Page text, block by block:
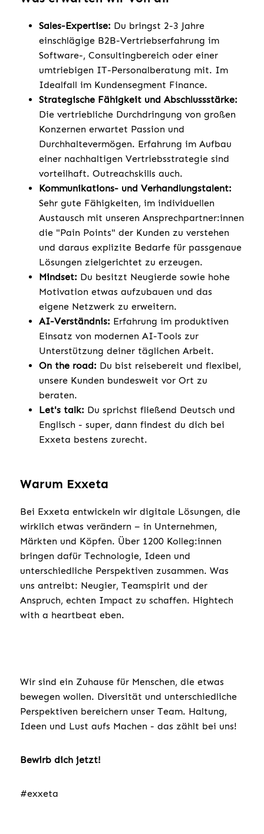
Sales-Expertise: Du bringst 2-3 Jahre
einschlägige B2B-Vertriebserfahrung im
Software-, Consultingbereich oder einer
umtriebigen IT-Personalberatung mit. Im
Idealfall im Kundensegment Finance.
Strategische Fähigkeit und Abschlussstärke:
Die vertriebliche Durchdringung von großen
Konzernen erwartet Passion und
Durchhaltevermögen. Erfahrung im Aufbau
einer nachhaltigen Vertriebsstrategie sind
vorteilhaft. Outreachskills auch.
Kommunikations- und Verhandlungstalent:
Sehr gute Fähigkeiten, im individuellen
Austausch mit unseren Ansprechpartner:innen
die "Pain Points" der Kunden zu verstehen
und daraus explizite Bedarfe für passgenaue
Lösungen zielgerichtet zu erzeugen.
Mindset: Du besitzt Neugierde sowie hohe
Motivation etwas aufzubauen und das
eigene Netzwerk zu erweitern.
AI-Verständnis: Erfahrung im produktiven
Einsatz von modernen AI-Tools zur
Unterstützung deiner täglichen Arbeit.
On the road: Du bist reisebereit und flexibel,
unsere Kunden bundesweit vor Ort zu
beraten.
Let's talk: Du sprichst fließend Deutsch und
Englisch - super, dann findest du dich bei
Exxeta bestens zurecht.
Warum Exxeta
Bei Exxeta entwickeln wir digitale Lösungen, die
wirklich etwas verändern – in Unternehmen,
Märkten und Köpfen. Über 1200 Kolleg:innen
bringen dafür Technologie, Ideen und
unterschiedliche Perspektiven zusammen. Was
uns antreibt: Neugier, Teamspirit und der
Anspruch, echten Impact zu schaffen. Hightech
with a heartbeat eben.
Wir sind ein Zuhause für Menschen, die etwas
bewegen wollen. Diversität und unterschiedliche
Perspektiven bereichern unser Team. Haltung,
Ideen und Lust aufs Machen - das zählt bei uns!
Bewirb dich jetzt!
#exxeta